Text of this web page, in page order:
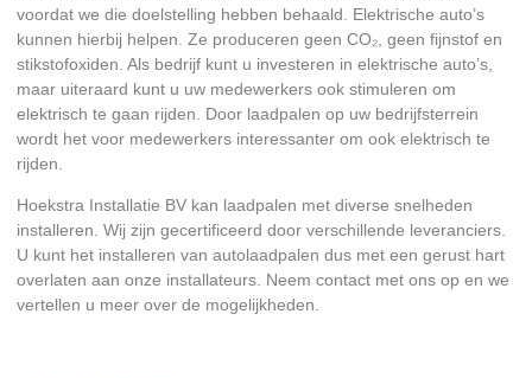
voordat we die doelstelling hebben behaald. Elektrische auto’s
kunnen hierbij helpen. Ze produceren geen CO₂, geen fijnstof en
stikstofoxiden. Als bedrijf kunt u investeren in elektrische auto’s,
maar uiteraard kunt u uw medewerkers ook stimuleren om
elektrisch te gaan rijden. Door laadpalen op uw bedrijfsterrein
wordt het voor medewerkers interessanter om ook elektrisch te
rijden.
Hoekstra Installatie BV kan laadpalen met diverse snelheden
installeren. Wij zijn gecertificeerd door verschillende leveranciers.
U kunt het installeren van autolaadpalen dus met een gerust hart
overlaten aan onze installateurs. Neem contact met ons op en we
vertellen u meer over de mogelijkheden.